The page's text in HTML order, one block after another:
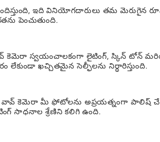
ఇది వినియోగదారులు తమ మెరుగైన
పెంచుతుంది.
కెమెరా స్వయంచాలకంగా లైటింగ్, స్కిన్ టోన్
లేకుండా ఖచ్చితమైన సెల్ఫీలను నిర్ధారిస్తుంది.
వావ్ కెమెరా మీ ఫోటోలను అప్రయత్నంగా పాలిష్
సాధనాల శ్రేణిని కలిగి ఉంది.